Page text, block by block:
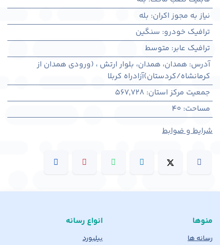
نیاز به مجوز اکران: بله
ترافیک خودرو: سنگین
ترافیک عابر: متوسط
آدرس: همدان، همدان، بلوار ارتش ، (ورودی همدان از
کرمانشاه/کردستان)آزادراه کربلا
جمعیت مرکز استان:
567,728
مساحت:
40
شرایط و ضوابط
منوها
رسانه ها
انواع رسانه
بیلبورد